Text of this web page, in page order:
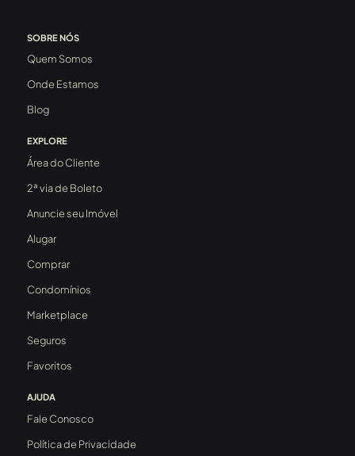
SOBRE NÓS
Quem Somos
Onde Estamos
Blog
EXPLORE
Área do Cliente
2ª via de Boleto
Anuncie seu Imóvel
Alugar
Comprar
Condomínios
Marketplace
Seguros
Favoritos
AJUDA
Fale Conosco
Política de Privacidade